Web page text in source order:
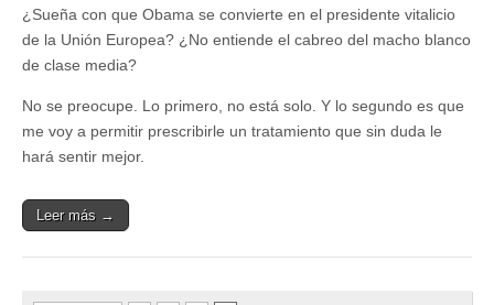
¿Sueña con que Obama se convierte en el presidente vitalicio
de la Unión Europea? ¿No entiende el cabreo del macho blanco
de clase media?
No se preocupe. Lo primero, no está solo. Y lo segundo es que
me voy a permitir prescribirle un tratamiento que sin duda le
hará sentir mejor.
Leer más →